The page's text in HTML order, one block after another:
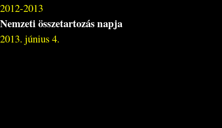
2012-2013
Nemzeti összetartozás napja
2013. június 4.